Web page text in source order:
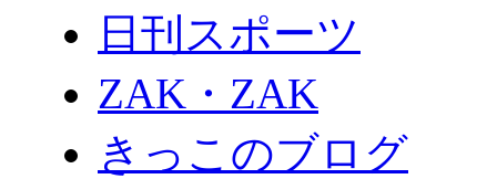
日刊スポーツ
ZAK・ZAK
きっこのブログ